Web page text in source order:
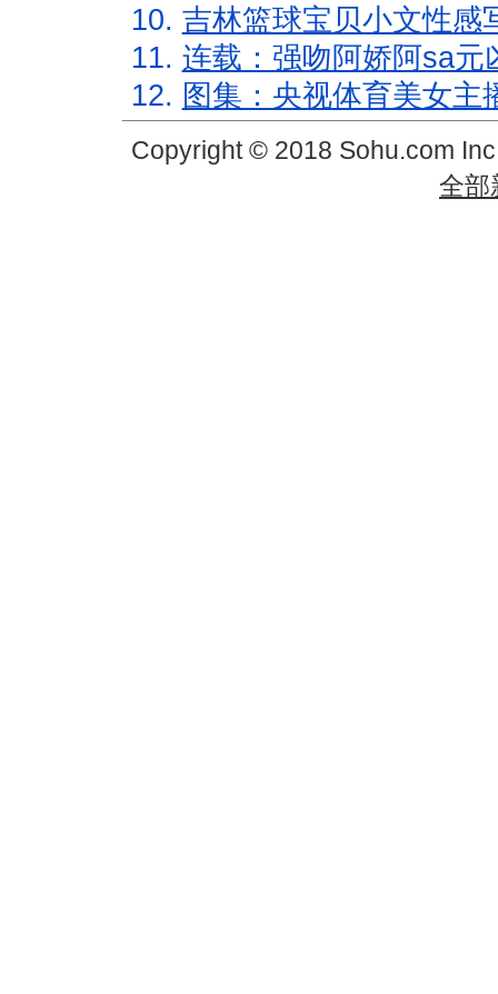
10. 吉林篮球宝贝小文性感
11. 连载：强吻阿娇阿sa元
12. 图集：央视体育美女主
Copyright © 2018 Sohu.com
全部